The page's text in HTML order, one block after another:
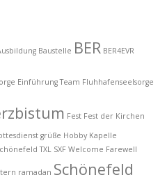
Baustelle BER BER4EVR
Einführung Team Fluhhafenseelsorge
Fest Fest der Kirchen
grüße Hobby Kapelle
TXL SXF Welcome Farewell
ramadan Schönefeld